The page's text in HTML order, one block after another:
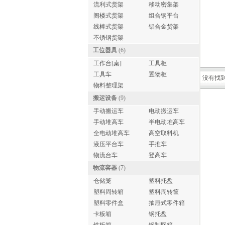
流利式货架
移动密集架
阁楼式货架
组合钢平台
线棒式货架
铝合金货架
不锈钢货架
工位器具 (6)
工作台[桌]
工具柜
工具车
置物柜
物料整理架
搬运设备 (9)
手动搬运车
电动搬运车
手动堆高车
半电动堆高车
全电动堆高车
高空取料机
液压平台车
手推车
物流台车
登高车
物流容器 (7)
仓储笼
塑料托盘
塑料周转箱
塑料周转筐
塑料零件盒
抽屉式零件箱
卡板箱
钢托盘
没有找